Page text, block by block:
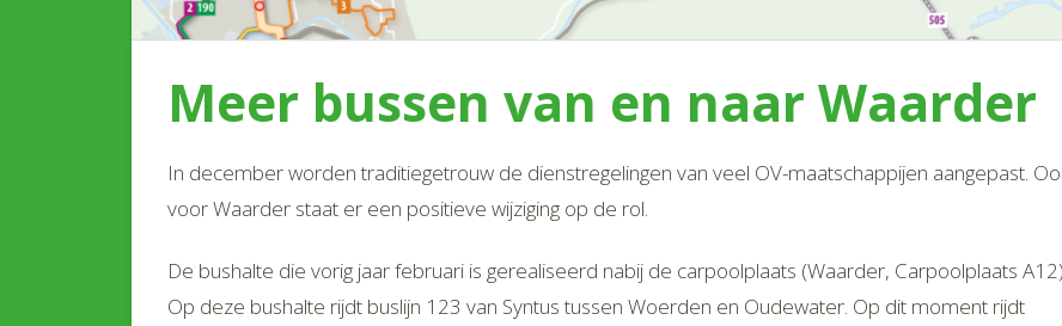
Meer bussen van en naar Waarder
In december worden traditiegetrouw de dienstregelingen van veel OV-maatschappijen aangepast.
voor Waarder staat er een positieve wijziging op de rol.
De bushalte die vorig jaar februari is gerealiseerd nabij de carpoolplaats (Waarder, Carpoolplaats
Op deze bushalte rijdt buslijn 123 van Syntus tussen Woerden en Oudewater. Op dit moment rijdt